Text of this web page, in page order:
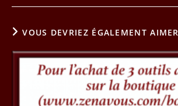
VOUS DEVRIEZ ÉGALEMENT AIMER